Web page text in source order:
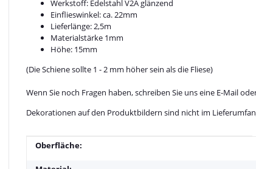
Werkstoff: Edelstahl V2A glänzend
Einflieswinkel: ca. 22mm
Lieferlänge: 2,5m
Materialstärke 1mm
Höhe: 15mm
(Die Schiene sollte 1 - 2 mm höher sein als die Fliese)
Wenn Sie noch Fragen haben, schreiben Sie uns eine E-Mail
Dekorationen auf den Produktbildern sind nicht im
Produkteigenschaft
Wert
Oberfläche: